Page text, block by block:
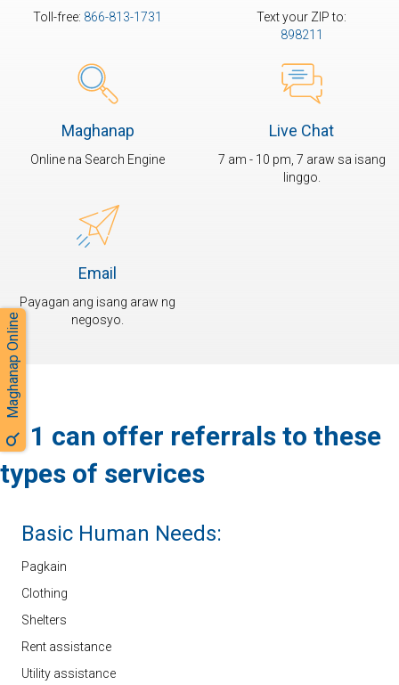
Toll-free: 866-813-1731
Text your ZIP to:
898211
Maghanap
Online na Search Engine
Live Chat
7 am - 10 pm, 7 araw sa isang
linggo.
Email
Payagan ang isang araw ng
negosyo.
211 can offer referrals to these
types of services
Basic Human Needs:
Pagkain
Clothing
Shelters
Rent assistance
Utility assistance
Maghanap Online